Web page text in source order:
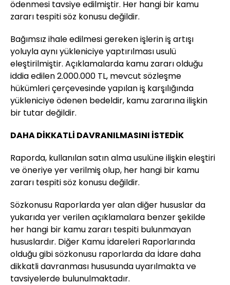
ödenmesi tavsiye edilmiştir. Her hangi bir kamu
zararı tespiti söz konusu değildir.
Bağımsız ihale edilmesi gereken işlerin iş artışı
yoluyla aynı yükleniciye yaptırılması usulü
eleştirilmiştir. Açıklamalarda kamu zararı olduğu
iddia edilen 2.000.000 TL, mevcut sözleşme
hükümleri çerçevesinde yapılan iş karşılığında
yükleniciye ödenen bedeldir, kamu zararına ilişkin
bir tutar değildir.
DAHA DİKKATLİ DAVRANILMASINI İSTEDİK
Raporda, kullanılan satın alma usulüne ilişkin eleştiri
ve öneriye yer verilmiş olup, her hangi bir kamu
zararı tespiti söz konusu değildir.
Sözkonusu Raporlarda yer alan diğer hususlar da
yukarıda yer verilen açıklamalara benzer şekilde
her hangi bir kamu zararı tespiti bulunmayan
hususlardır. Diğer Kamu İdareleri Raporlarında
olduğu gibi sözkonusu raporlarda da İdare daha
dikkatli davranması hususunda uyarılmakta ve
tavsiyelerde bulunulmaktadır.